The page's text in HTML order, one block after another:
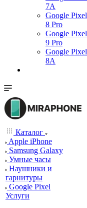
7А
Google Pixel
8 Pro
Google Pixel
9 Pro
Google Pixel
8A
Каталог
Apple iPhone
Samsung Galaxy
Умные часы
Наушники и
гарнитуры
Google Pixel
Услуги